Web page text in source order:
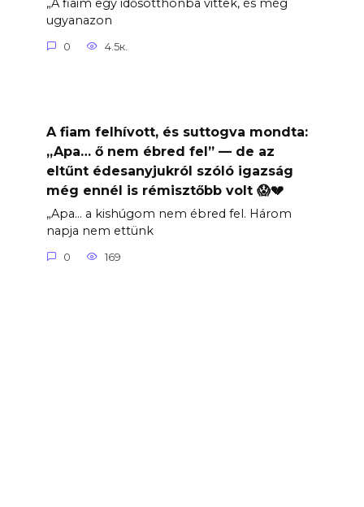
„A fiaim egy idősotthonba vittek, és még
ugyanazon
0 4.5к.
A fiam felhívott, és suttogva mondta:
„Apa… ő nem ébred fel” — de az
eltűnt édesanyjukról szóló igazság
még ennél is rémisztőbb volt 😱💔
„Apa… a kishúgom nem ébred fel. Három
napja nem ettünk
0 169